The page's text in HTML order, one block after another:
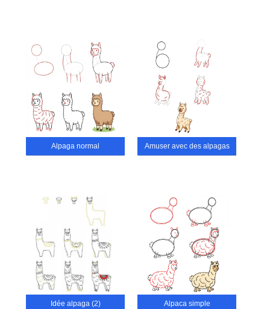
Alpaga normal Amuser avec des alpagas
Idée alpaga (2) Alpaca simple